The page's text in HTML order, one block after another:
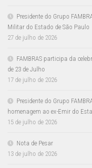
Presidente do Grupo
Militar do Estado de São Paulo
27 de julho de 2026
FAMBRAS participa da
de 23 de Julho
17 de julho de 2026
Presidente do Grupo
homenagem ao ex-Emir do
15 de julho de 2026
Nota de Pesar
13 de julho de 2026